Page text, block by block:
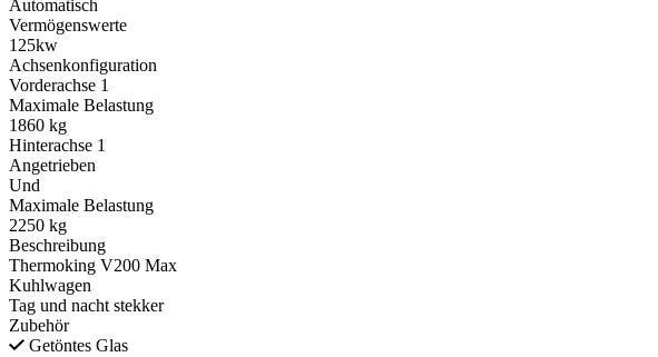
Automatisch
Vermögenswerte
125kw
Achsenkonfiguration
Vorderachse 1
Maximale Belastung
1860 kg
Hinterachse 1
Angetrieben
Und
Maximale Belastung
2250 kg
Beschreibung
Thermoking V200 Max
Kuhlwagen
Tag und nacht stekker
Zubehör
Getöntes Glas